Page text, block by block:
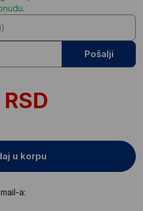
Pošalji
RSD
u korpu
a: